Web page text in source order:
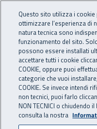
INAIL -
Navigazione - Ti
Home Inail comunica News
23 gennaio 2023
Questo sito utilizza i
ottimizzare l’esperienza di
natura tecnica sono
funzionamento del sito.
possono essere installati
accettare tutti i cookie
COOKIE, oppure puoi
categorie che vuoi
COOKIE. Se invece intendi
non tecnici, puoi farlo
NON TECNICI o chiudendo
consulta la nostra